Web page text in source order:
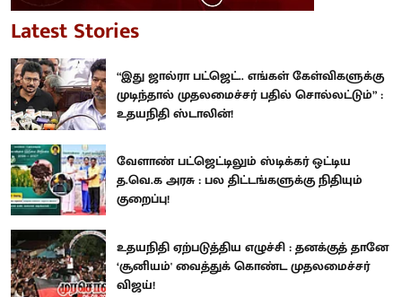
Latest Stories
“இது ஜால்ரா பட்ஜெட்.. எங்கள் கேள்விகளுக்கு
முடிந்தால் முதலமைச்சர் பதில் சொல்லட்டும்” :
உதயநிதி ஸ்டாலின்!
வேளாண் பட்ஜெட்டிலும் ஸ்டிக்கர் ஒட்டிய
த.வெ.க அரசு : பல திட்டங்களுக்கு நிதியும்
குறைப்பு!
உதயநிதி ஏற்படுத்திய எழுச்சி : தனக்குத் தானே
‘சூனியம்' வைத்துக் கொண்ட முதலமைச்சர்
விஜய்!